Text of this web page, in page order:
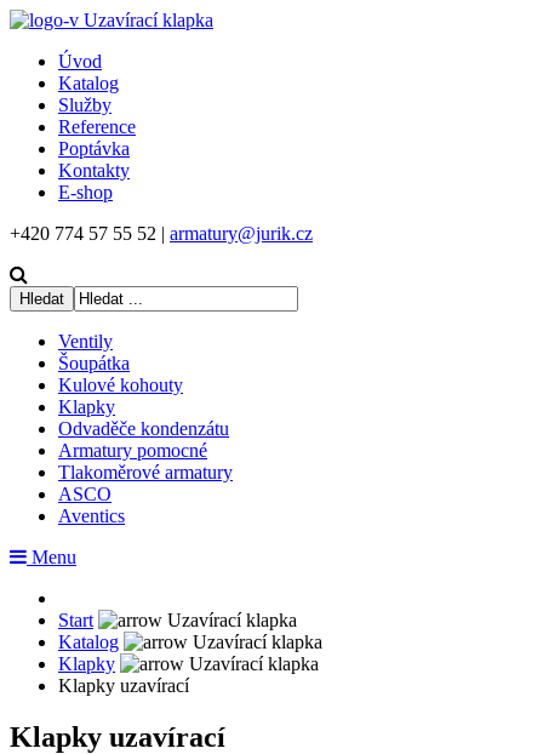
Úvod
Katalog
Služby
Reference
Poptávka
Kontakty
E-shop
+420 774 57 55 52 | armatury@jurik.cz
Ventily
Šoupátka
Kulové kohouty
Klapky
Odvaděče kondenzátu
Armatury pomocné
Tlakoměrové armatury
ASCO
Aventics
Menu
Start
Katalog
Klapky
Klapky uzavírací
Klapky uzavírací